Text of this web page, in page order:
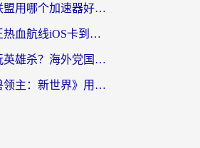
海外打火箭联盟用哪个加速器好？2026实测指南帮你告别延迟卡顿
海外玩航海王热血航线iOS卡到崩溃？别慌，这篇指南解决你的国服游戏加速难题
菲律宾怎么玩英雄杀？海外党国服游戏畅玩指南（附延迟解决秘籍）
非洲玩《野兽领主：新世界》用什么加速器好？留学生亲测有效的解决方案